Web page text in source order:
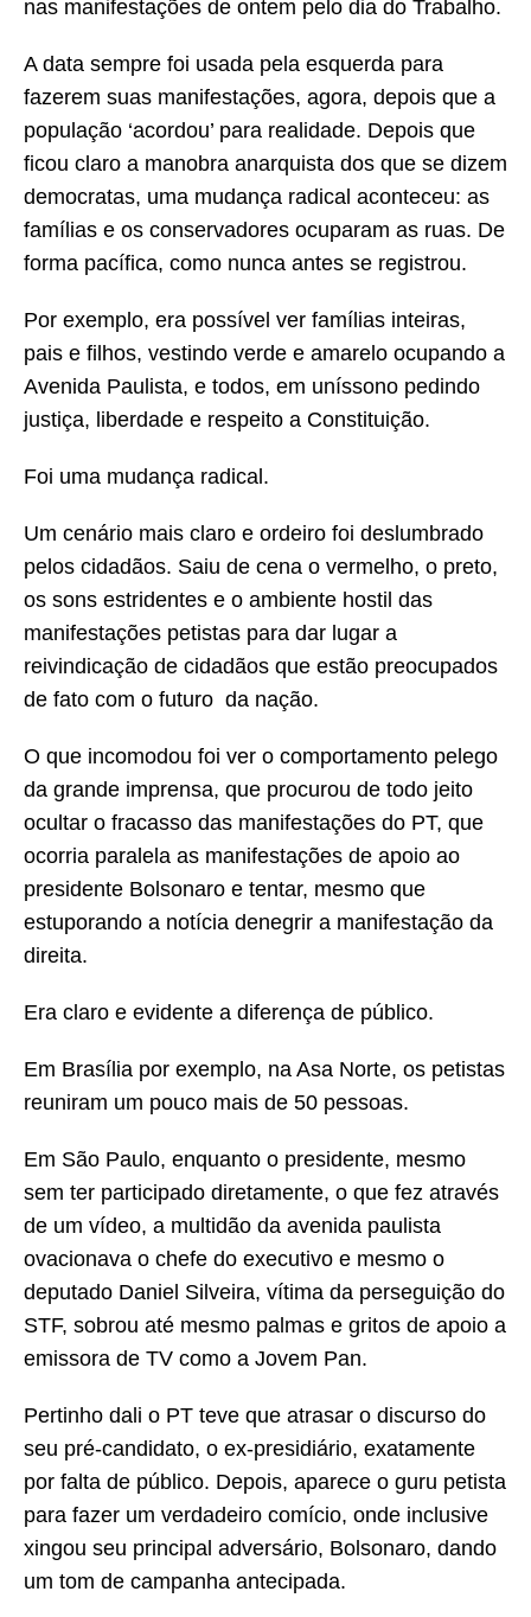
nas manifestações de ontem pelo dia do Trabalho.
A data sempre foi usada pela esquerda para
fazerem suas manifestações, agora, depois que a
população ‘acordou’ para realidade. Depois que
ficou claro a manobra anarquista dos que se dizem
democratas, uma mudança radical aconteceu: as
famílias e os conservadores ocuparam as ruas. De
forma pacífica, como nunca antes se registrou.
Por exemplo, era possível ver famílias inteiras,
pais e filhos, vestindo verde e amarelo ocupando a
Avenida Paulista, e todos, em uníssono pedindo
justiça, liberdade e respeito a Constituição.
Foi uma mudança radical.
Um cenário mais claro e ordeiro foi deslumbrado
pelos cidadãos. Saiu de cena o vermelho, o preto,
os sons estridentes e o ambiente hostil das
manifestações petistas para dar lugar a
reivindicação de cidadãos que estão preocupados
de fato com o futuro da nação.
O que incomodou foi ver o comportamento pelego
da grande imprensa, que procurou de todo jeito
ocultar o fracasso das manifestações do PT, que
ocorria paralela as manifestações de apoio ao
presidente Bolsonaro e tentar, mesmo que
estuporando a notícia denegrir a manifestação da
direita.
Era claro e evidente a diferença de público.
Em Brasília por exemplo, na Asa Norte, os petistas
reuniram um pouco mais de 50 pessoas.
Em São Paulo, enquanto o presidente, mesmo
sem ter participado diretamente, o que fez através
de um vídeo, a multidão da avenida paulista
ovacionava o chefe do executivo e mesmo o
deputado Daniel Silveira, vítima da perseguição do
STF, sobrou até mesmo palmas e gritos de apoio a
emissora de TV como a Jovem Pan.
Pertinho dali o PT teve que atrasar o discurso do
seu pré-candidato, o ex-presidiário, exatamente
por falta de público. Depois, aparece o guru petista
para fazer um verdadeiro comício, onde inclusive
xingou seu principal adversário, Bolsonaro, dando
um tom de campanha antecipada.